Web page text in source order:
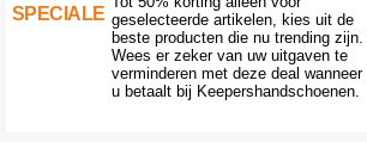
SPECIALE geselecteerde artikelen, kies uit de
beste producten die nu trending zijn.
Wees er zeker van uw uitgaven te
verminderen met deze deal wanneer
u betaalt bij Keepershandschoenen.